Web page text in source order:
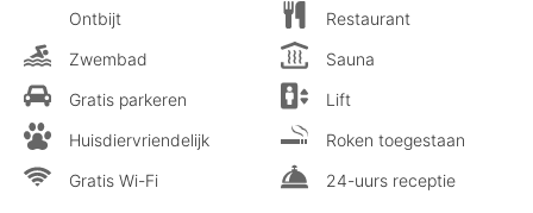
Ontbijt
Zwembad
Gratis parkeren
Huisdiervriendelijk
Gratis Wi-Fi
Restaurant
Sauna
Lift
Roken toegestaan
24-uurs receptie